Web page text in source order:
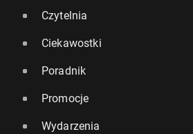
Czytelnia
Ciekawostki
Poradnik
Promocje
Wydarzenia